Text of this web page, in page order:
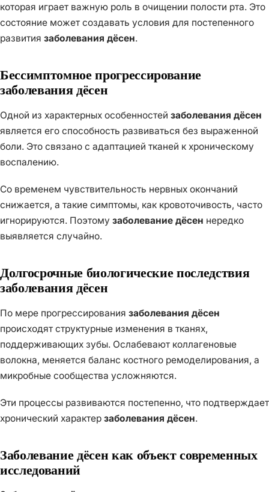
которая играет важную роль в очищении полости рта. Это
состояние может создавать условия для постепенного
развития заболевания дёсен.
Бессимптомное прогрессирование
заболевания дёсен
Одной из характерных особенностей заболевания дёсен
является его способность развиваться без выраженной
боли. Это связано с адаптацией тканей к хроническому
воспалению.
Со временем чувствительность нервных окончаний
снижается, а такие симптомы, как кровоточивость, часто
игнорируются. Поэтому заболевание дёсен нередко
выявляется случайно.
Долгосрочные биологические последствия
заболевания дёсен
По мере прогрессирования заболевания дёсен
происходят структурные изменения в тканях,
поддерживающих зубы. Ослабевают коллагеновые
волокна, меняется баланс костного ремоделирования, а
микробные сообщества усложняются.
Эти процессы развиваются постепенно, что подтверждает
хронический характер заболевания дёсен.
Заболевание дёсен как объект современных
исследований